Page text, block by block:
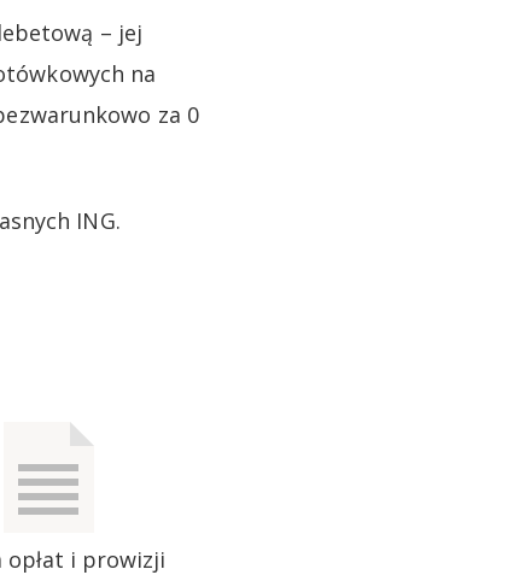
– jej
na
za 0
ING.
opłat i prowizji